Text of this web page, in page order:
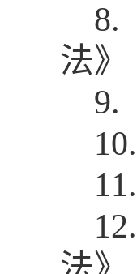
8.
法》
9.
10.
11.
12.